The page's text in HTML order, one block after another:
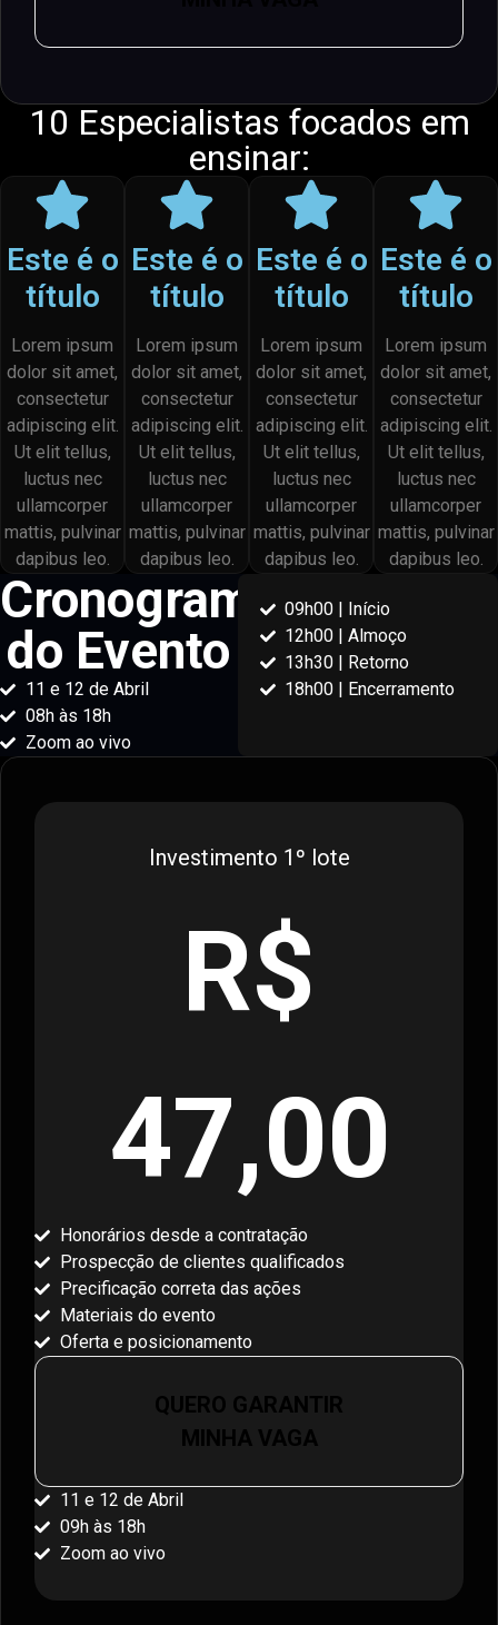
10 Especialistas focados em
ensinar:
Este é o
título
Lorem ipsum
dolor sit amet,
consectetur
adipiscing elit.
Ut elit tellus,
luctus nec
ullamcorper
mattis, pulvinar
dapibus leo.
Este é o
título
Lorem ipsum
dolor sit amet,
consectetur
adipiscing elit.
Ut elit tellus,
luctus nec
ullamcorper
mattis, pulvinar
dapibus leo.
Este é o
título
Lorem ipsum
dolor sit amet,
consectetur
adipiscing elit.
Ut elit tellus,
luctus nec
ullamcorper
mattis, pulvinar
dapibus leo.
Este é o
título
Lorem ipsum
dolor sit amet,
consectetur
adipiscing elit.
Ut elit tellus,
luctus nec
ullamcorper
mattis, pulvinar
dapibus leo.
Cronograma
do Evento
11 e 12 de Abril
08h às 18h
Zoom ao vivo
09h00 | Início
12h00 | Almoço
13h30 | Retorno
18h00 | Encerramento
Investimento 1º lote
R$
47,00
Honorários desde a contratação
Prospecção de clientes qualificados
Precificação correta das ações
Materiais do evento
Oferta e posicionamento
QUERO GARANTIR
MINHA VAGA
11 e 12 de Abril
09h às 18h
Zoom ao vivo